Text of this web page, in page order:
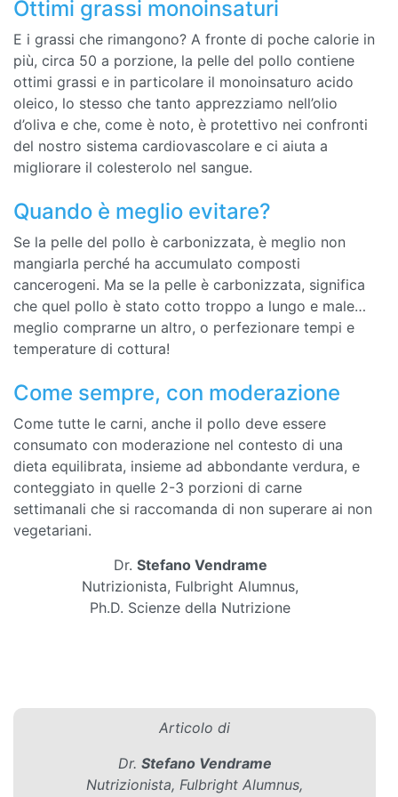
Ottimi grassi monoinsaturi
E i grassi che rimangono? A fronte di poche calorie in
più, circa 50 a porzione, la pelle del pollo contiene
ottimi grassi e in particolare il monoinsaturo acido
oleico, lo stesso che tanto apprezziamo nell’olio
d’oliva e che, come è noto, è protettivo nei confronti
del nostro sistema cardiovascolare e ci aiuta a
migliorare il colesterolo nel sangue.
Quando è meglio evitare?
Se la pelle del pollo è carbonizzata, è meglio non
mangiarla perché ha accumulato composti
cancerogeni. Ma se la pelle è carbonizzata, significa
che quel pollo è stato cotto troppo a lungo e male…
meglio comprarne un altro, o perfezionare tempi e
temperature di cottura!
Come sempre, con moderazione
Come tutte le carni, anche il pollo deve essere
consumato con moderazione nel contesto di una
dieta equilibrata, insieme ad abbondante verdura, e
conteggiato in quelle 2-3 porzioni di carne
settimanali che si raccomanda di non superare ai non
vegetariani.
Dr. Stefano Vendrame
Nutrizionista, Fulbright Alumnus,
Ph.D. Scienze della Nutrizione
Articolo di
Dr. Stefano Vendrame
Nutrizionista, Fulbright Alumnus,